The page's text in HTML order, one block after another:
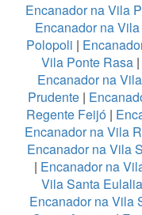
Encanador na Vila
Encanador na
Polopoli |
Vila Ponte Rasa|
Encanador na
Prudente |
Regente Feijó |
Encanador na Vila
Encanador na Vila
| Encanador na
Vila Santa Eulalia
Encanador na Vila